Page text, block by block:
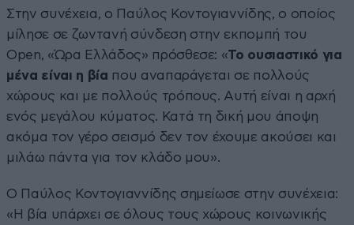
Στην συνέχεια, ο Παύλος Κοντογιαννίδης, ο οποίος
μίλησε σε ζωντανή σύνδεση στην εκπομπή του
Open, «Ώρα Ελλάδος» πρόσθεσε: «Το ουσιαστικό για
μένα είναι η βία που αναπαράγεται σε πολλούς
χώρους και με πολλούς τρόπους. Αυτή είναι η αρχή
ενός μεγάλου κύματος. Κατά τη δική μου άποψη
ακόμα τον γέρο σεισμό δεν τον έχουμε ακούσει και
μιλάω πάντα για τον κλάδο μου».
Ο Παύλος Κοντογιαννίδης σημείωσε στην συνέχεια:
«Η βία υπάρχει σε όλους τους χώρους κοινωνικής